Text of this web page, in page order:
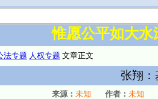
惟愿公平如大
法专题 人权专题 文章正文
张翔：
来源： 未知 作者： 未知